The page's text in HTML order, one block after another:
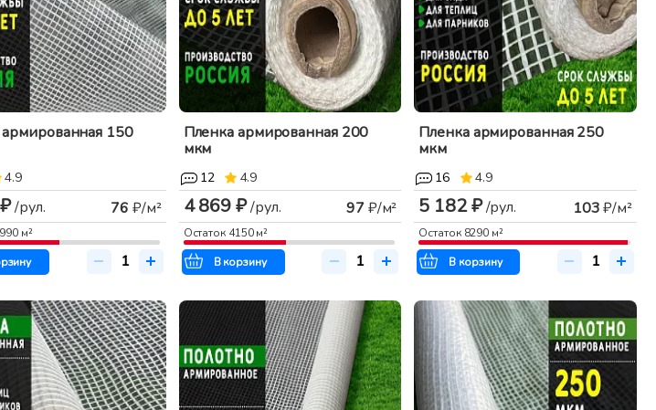
150
4.9
/рул. 76 ₽/м²
м²
Пленка армированная 200
мкм
12 4.9
4 869 ₽/рул. 97₽/м²
Остаток 4150м²
В корзину
Пленка армированная 250
мкм
16 4.9
5 182 ₽/рул. 103₽/м²
Остаток 8290 м²
В корзину